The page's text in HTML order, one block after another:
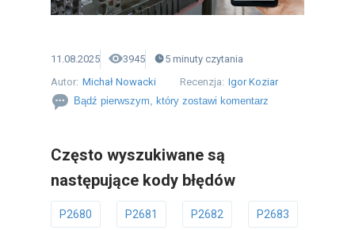
11.08.2025 3945 5 minuty czytania
Autor: Michał Nowacki Recenzja: Igor Koziar
Bądź pierwszym, który zostawi komentarz
Często wyszukiwane są
następujące kody błędów
P2680 P2681 P2682 P2683